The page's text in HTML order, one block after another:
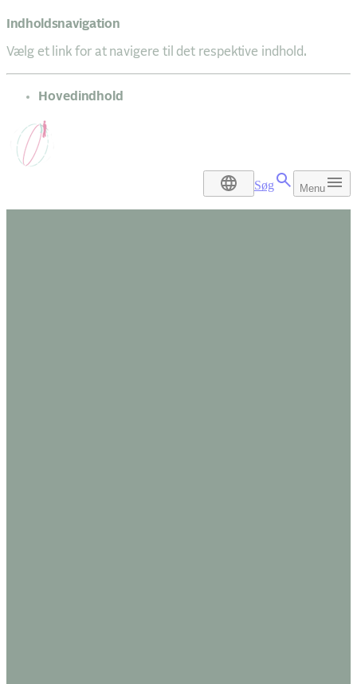
Indholdsnavigation
Vælg et link for at navigere til det respektive indhold.
gå til
Hovedindhold
DA Søg Menu